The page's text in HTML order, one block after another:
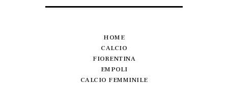
HOME
CALCIO
FIORENTINA
EMPOLI
CALCIO FEMMINILE